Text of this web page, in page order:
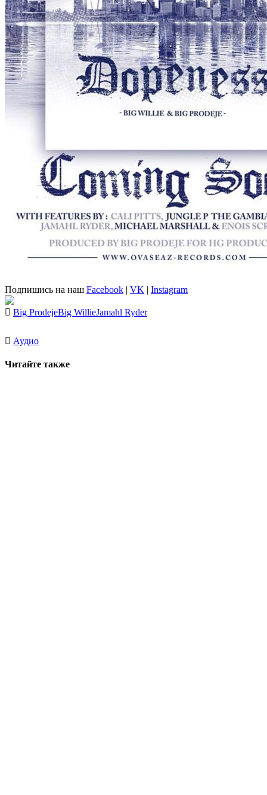
Подпишись на наш Facebook | VK | Instagram
Big ProdejeBig WillieJamahl Ryder
Аудио
Читайте также